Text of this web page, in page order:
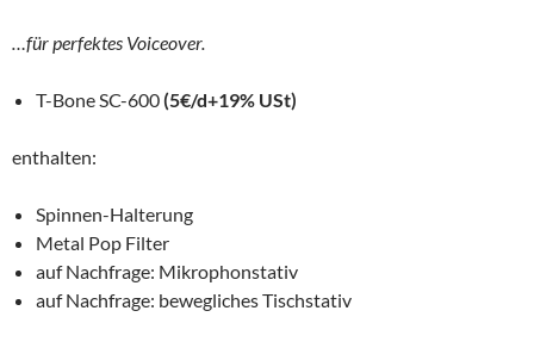
…für perfektes Voiceover.
T-Bone SC-600(5€/d+19% USt)
enthalten:
Spinnen-Halterung
Metal Pop Filter
auf Nachfrage: Mikrophonstativ
auf Nachfrage: bewegliches Tischstativ